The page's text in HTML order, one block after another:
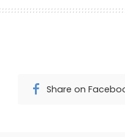
Share on